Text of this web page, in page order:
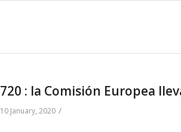
720 : la Comisión Europea
10 January, 2020 /